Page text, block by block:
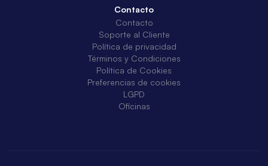
Contacto
Contacto
Soporte al Cliente
Política de privacidad
Términos y Condiciones
Política de Cookies
Preferencias de cookies
LGPD
Oficinas